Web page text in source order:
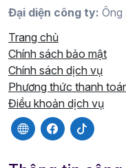
Đại diện công ty: Ông
Trang chủ
Chính sách bảo mật
Chính sách dịch vụ
Phương thức thanh
Điều khoản dịch vụ